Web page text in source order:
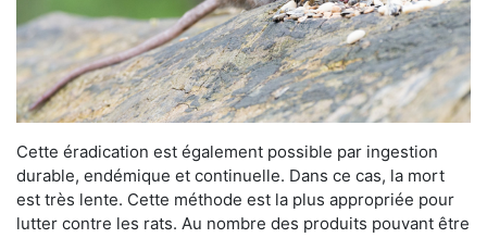
Cette éradication est également possible par ingestion
durable, endémique et continuelle. Dans ce cas, la mort
est très lente. Cette méthode est la plus appropriée pour
lutter contre les rats. Au nombre des produits pouvant être